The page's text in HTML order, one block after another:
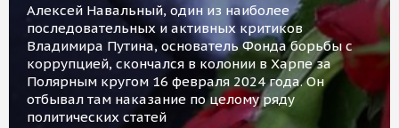
Алексей Навальный, один из наиболее
последовательных и активных критиков
Владимира Путина, основатель Фонда борьбы с
коррупцией, скончался в колонии в Харпе за
Полярным кругом 16 февраля 2024 года. Он
отбывал там наказание по целому ряду
политических статей